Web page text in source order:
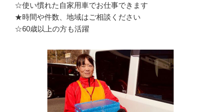
☆使い慣れた自家用車でお仕事できます
★時間や件数、地域はご相談ください
☆60歳以上の方も活躍